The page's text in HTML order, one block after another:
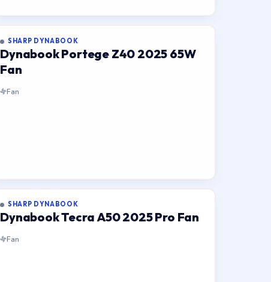
SHARP DYNABOOK
Dynabook Portege Z40 2025 65W
Fan
Fan
SHARP DYNABOOK
Dynabook Tecra A50 2025 Pro Fan
Fan